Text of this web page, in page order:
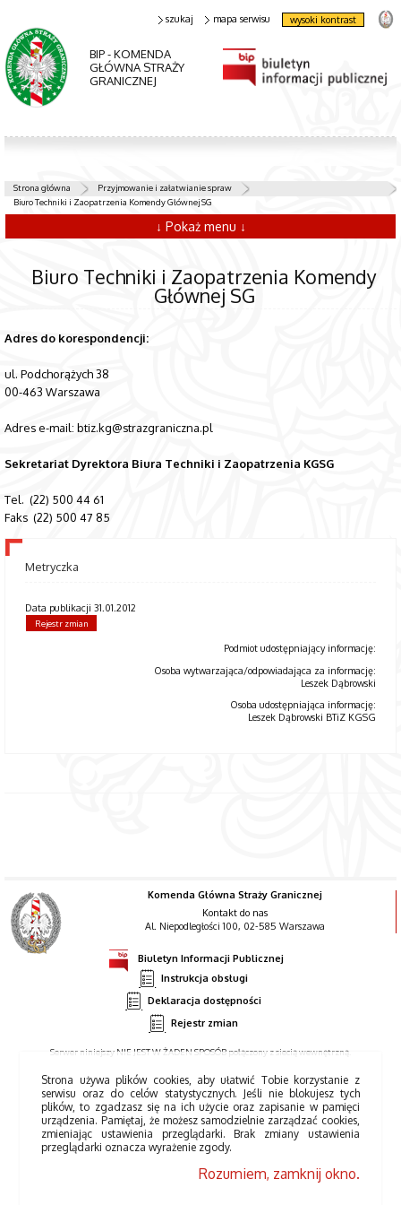
BIP - KOMENDA
GŁÓWNA STRAŻY
GRANICZNEJ
szukaj mapa serwisu wysoki kontrast
Strona główna
Przyjmowanie i załatwianie spraw
Biuro Techniki i Zaopatrzenia Komendy Głównej SG
↓ Pokaż menu ↓
Biuro Techniki i Zaopatrzenia Komendy
Głównej SG
Adres do korespondencji:
ul. Podchorążych 38
00-463 Warszawa
Adres e-mail: btiz.kg@strazgraniczna.pl
Sekretariat Dyrektora Biura Techniki i Zaopatrzenia KGSG
Tel. (22) 500 44 61
Faks (22) 500 47 85
Metryczka
Data publikacji 31.01.2012
Rejestr zmian
Podmiot udostępniający informację:
Osoba wytwarzająca/odpowiadająca za informację:
Leszek Dąbrowski
Osoba udostępniająca informację:
Leszek Dąbrowski BTiZ KGSG
Komenda Główna Straży Granicznej
Kontakt do nas
Al. Niepodległości 100, 02-585 Warszawa
Biuletyn Informacji Publicznej
Instrukcja obsługi
Deklaracja dostępności
Rejestr zmian
Serwer niniejszy NIE JEST W ŻADEN SPOSÓB połączony z siecią wewnętrzną.
Strona używa plików cookies, aby ułatwić Tobie korzystanie z
serwisu oraz do celów statystycznych. Jeśli nie blokujesz tych
plików, to zgadzasz się na ich użycie oraz zapisanie w pamięci
urządzenia. Pamiętaj, że możesz samodzielnie zarządzać cookies,
zmieniając ustawienia przeglądarki. Brak zmiany ustawienia
przeglądarki oznacza wyrażenie zgody.
Rozumiem, zamknij okno.